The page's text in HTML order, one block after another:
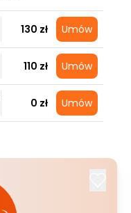
130 zł Umów
110 zł Umów
0 zł Umów